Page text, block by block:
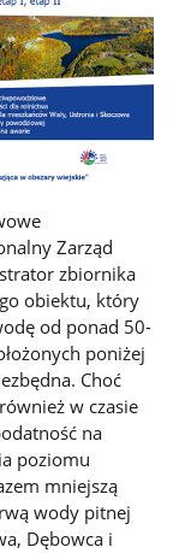
Zarząd
zbiornika
obiektu, który
od ponad 50-
poniżej
Choć
w czasie
na
poziomu
mniejszą
wody pitnej
Dębowca i